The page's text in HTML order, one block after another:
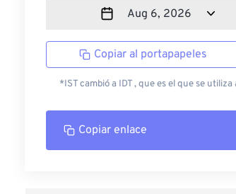
Copiar al portapapeles
*IST cambió a IDT , que es el que se utiliza
Copiar enlace